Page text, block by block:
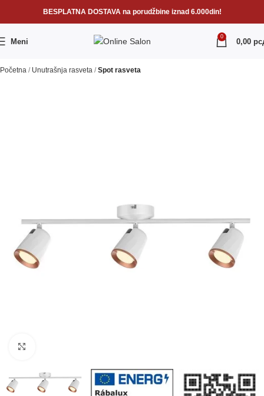
BESPLATNA DOSTAVA na porudžbine iznad 6.000din!
Meni
0
0,00
Početna Unutrašnja rasveta Spot rasveta